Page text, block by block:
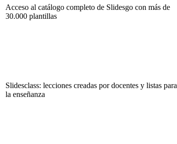
Acceso al catálogo completo de Slidesgo con más de
30.000 plantillas
Slidesclass: lecciones creadas por docentes y listas para
la enseñanza